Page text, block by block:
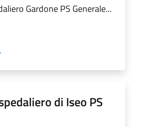
Gardone PS Generale...
di Iseo PS